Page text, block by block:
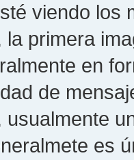
viendo los
la primera
en
de
es